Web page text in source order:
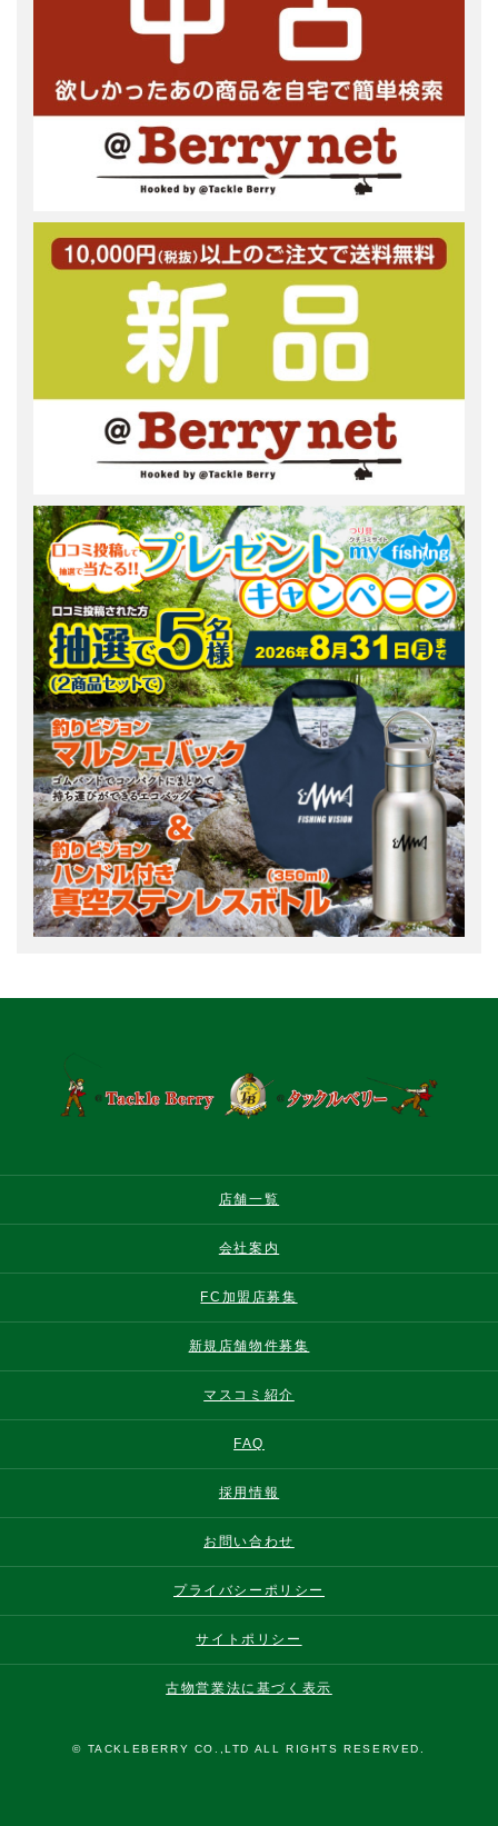
店舗一覧
会社案内
FC加盟店募集
新規店舗物件募集
マスコミ紹介
FAQ
採用情報
お問い合わせ
プライバシーポリシー
サイトポリシー
古物営業法に基づく表示
© TACKLEBERRY CO.,LTD ALL RIGHTS RESERVED.